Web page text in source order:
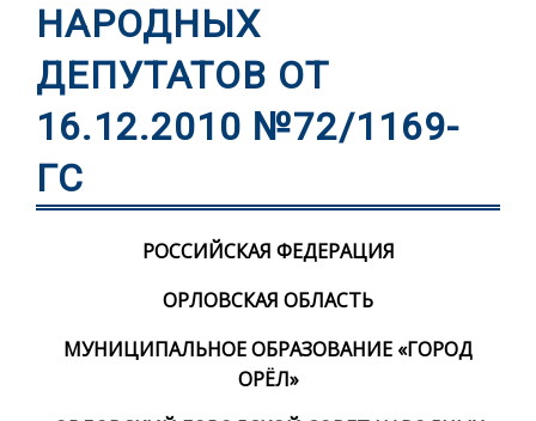
НАРОДНЫХ
ДЕПУТАТОВ ОТ
16.12.2010 №72/1169-
ГС
РОССИЙСКАЯ ФЕДЕРАЦИЯ
ОРЛОВСКАЯ ОБЛАСТЬ
МУНИЦИПАЛЬНОЕ ОБРАЗОВАНИЕ «ГОРОД
ОРЁЛ»